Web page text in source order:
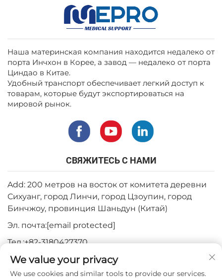
Наша материнская компания находится недалеко от
порта Инчхон в Корее, а завод — недалеко от порта
Циндао в Китае.
Удобный транспорт обеспечивает легкий доступ к
товарам, которые будут экспортироваться на
мировой рынок.
СВЯЖИТЕСЬ С НАМИ
Add: 200 метров на восток от комитета деревни
Сихуанг, город Линчи, город Цзоупин, город
Бинчжоу, провинция Шаньдун (Китай)
Эл. почта:[email protected]
Тел.:+82-3180427370
Телефон:+86-15564344404
WhatsApp:+82-1022396668
We value your privacy
We use cookies and similar tools to provide our services.